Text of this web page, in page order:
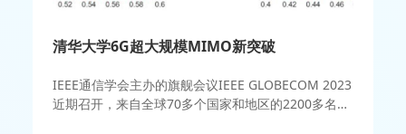
清华大学6G超大规模MIMO新突破
IEEE通信学会主办的旗舰会议IEEE GLOBECOM 2023
近期召开，来自全球70多个国家和地区的2200多名科